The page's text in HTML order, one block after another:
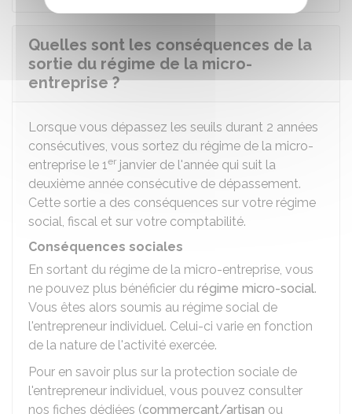
Quelles sont les conséquences de la
sortie du régime de la micro-
entreprise ?
Lorsque vous dépassez les seuils durant 2 années
consécutives, vous sortez du régime de la micro-
entreprise le 1er janvier de l'année qui suit la
deuxième année consécutive de dépassement.
Cette sortie a des conséquences sur votre régime
social, fiscal et sur votre comptabilité.
Conséquences sociales
En sortant du régime de la micro-entreprise, vous
ne pouvez plus bénéficier du régime micro-social.
Vous êtes alors soumis au régime social de
l'entrepreneur individuel. Celui-ci varie en fonction
de la nature de l'activité exercée.
Pour en savoir plus sur la protection sociale de
l'entrepreneur individuel, vous pouvez consulter
nos fiches dédiées (commerçant/artisan ou